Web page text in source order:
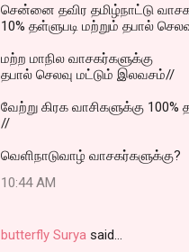
சென்னை தவிர தமிழ்நாட்டு
10% தள்ளுபடி மற்றும் தபால்
மற்ற மாநில வாசகர்களுக்கு
தபால் செலவு மட்டும் இலவசம்//
வேற்று கிரக வாசிகளுக்கு 100%
//
வெளிநாடுவாழ் வாசகர்களுக்கு?
10:44 AM
butterfly Surya said…